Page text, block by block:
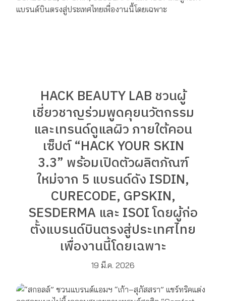
HACK BEAUTY LAB ชวนผู้
เชี่ยวชาญร่วมพูดคุยนวัตกรรม
และเทรนด์ดูแลผิว ภายใต้คอน
เซ็ปต์ “HACK YOUR SKIN
3.3” พร้อมเปิดตัวผลิตภัณฑ์
ใหม่จาก 5 แบรนด์ดัง ISDIN,
CURECODE, GPSKIN,
SESDERMA และ ISOI โดยผู้ก่อ
ตั้งแบรนด์บินตรงสู่ประเทศไทย
เพื่องานนี้โดยเฉพาะ
19 มี.ค. 2026